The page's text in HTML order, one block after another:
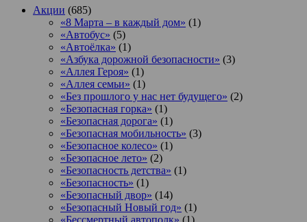
Акции (685)
«8 Марта – в каждый дом» (1)
«Автобус» (5)
«Автоёлка» (1)
«Азбука дорожной безопасности» (3)
«Аллея Героя» (1)
«Аллея семьи» (1)
«Без прошлого у нас нет будущего» (2)
«Безопасная горка» (1)
«Безопасная дорога» (1)
«Безопасная мобильность» (3)
«Безопасное колесо» (1)
«Безопасное лето» (2)
«Безопасность детства» (1)
«Безопасность» (1)
«Безопасный двор» (14)
«Безопасный Новый год» (1)
«Бессмертный автополк» (1)